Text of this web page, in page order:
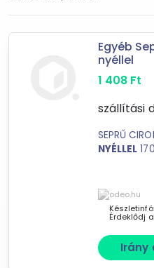
tovább válogatok »
Egyéb
nyéllel
1 408 Ft
szállítási
SEPRŰ
NYÉLLEL
Készletinfó:
Érdeklődj
Irány